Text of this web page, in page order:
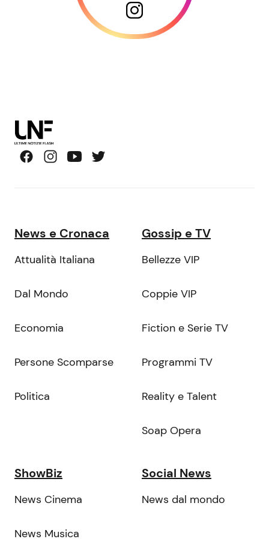
News e Cronaca
Attualità Italiana
Dal Mondo
Economia
Persone Scomparse
Politica
Gossip e TV
Bellezze VIP
Coppie VIP
Fiction e Serie TV
Programmi TV
Reality e Talent
Soap Opera
ShowBiz
News Cinema
News Musica
Social News
News dal mondo